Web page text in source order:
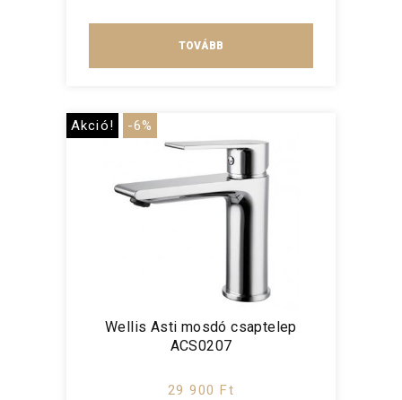
TOVÁBB
Akció! -6%
Wellis Asti mosdó csaptelep
ACS0207
29 900 Ft